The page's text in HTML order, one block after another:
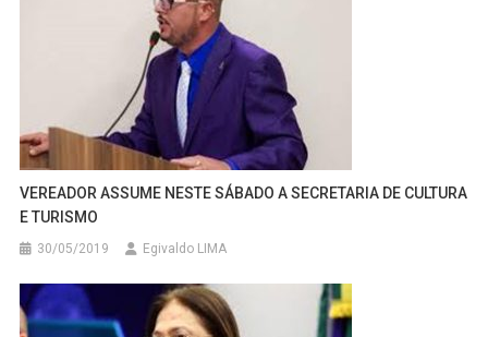
VEREADOR ASSUME NESTE SÁBADO A SECRETARIA DE CULTURA
E TURISMO
30/05/2019 Egivaldo LIMA